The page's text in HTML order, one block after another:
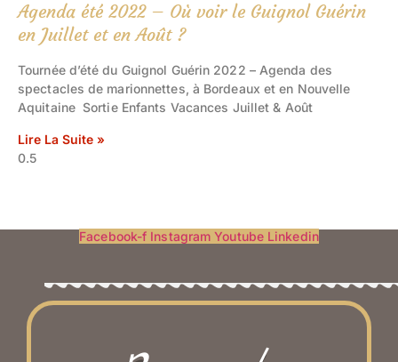
Agenda été 2022 – Où voir le Guignol Guérin
en Juillet et en Août ?
Tournée d’été du Guignol Guérin 2022 – Agenda des
spectacles de marionnettes, à Bordeaux et en Nouvelle
Aquitaine Sortie Enfants Vacances Juillet & Août
Lire La Suite »
Facebook-f Instagram Youtube Linkedin